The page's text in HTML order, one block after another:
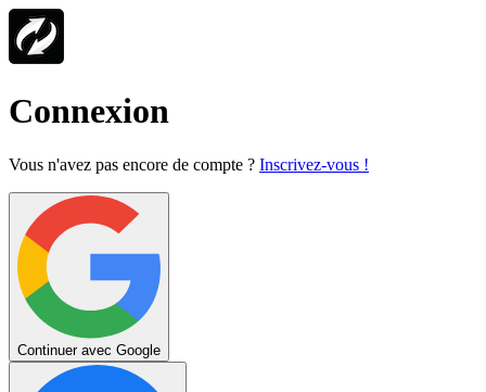
Connexion
Vous n'avez pas encore de compte ? Inscrivez-vous !
Continuer avec Google